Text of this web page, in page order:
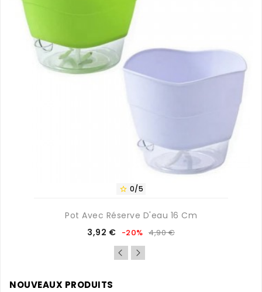
 0/5
Pot Avec Réserve D'eau 16 Cm
Prix
3,92 € Prix
de
base
-20% 4,90 €
NOUVEAUX PRODUITS